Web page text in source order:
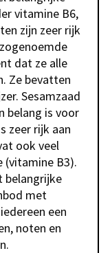
vitamine B6,
zijn zeer rijk
dat ze alle
Ze bevatten
Sesamzaad
belang is voor
zeer rijk aan
ook veel
(vitamine B3).
belangrijke
met
een
noten en